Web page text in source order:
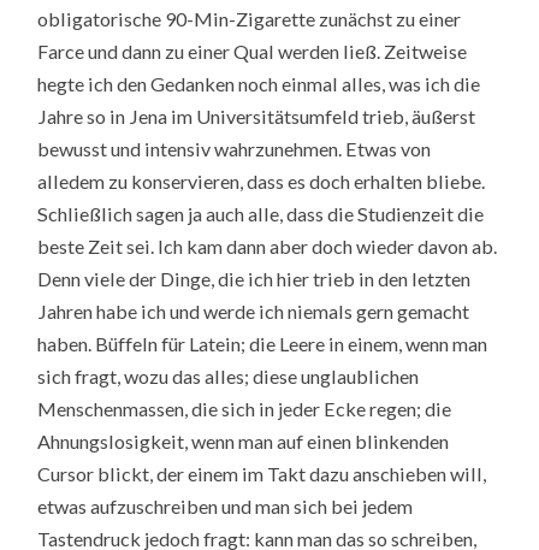
obligatorische 90-Min-Zigarette zunächst zu einer
Farce und dann zu einer Qual werden ließ. Zeitweise
hegte ich den Gedanken noch einmal alles, was ich die
Jahre so in Jena im Universitätsumfeld trieb, äußerst
bewusst und intensiv wahrzunehmen. Etwas von
alledem zu konservieren, dass es doch erhalten bliebe.
Schließlich sagen ja auch alle, dass die Studienzeit die
beste Zeit sei. Ich kam dann aber doch wieder davon ab.
Denn viele der Dinge, die ich hier trieb in den letzten
Jahren habe ich und werde ich niemals gern gemacht
haben. Büffeln für Latein; die Leere in einem, wenn man
sich fragt, wozu das alles; diese unglaublichen
Menschenmassen, die sich in jeder Ecke regen; die
Ahnungslosigkeit, wenn man auf einen blinkenden
Cursor blickt, der einem im Takt dazu anschieben will,
etwas aufzuschreiben und man sich bei jedem
Tastendruck jedoch fragt: kann man das so schreiben,